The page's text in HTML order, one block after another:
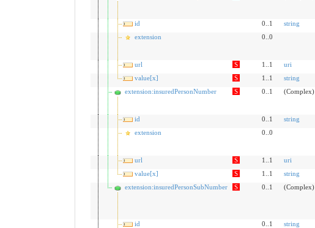
id
0..1 string
extension
0..0
url
S 1..1 uri
value[x]
S 1..1 string
extension:insuredPersonNumber
S 0..1 (Complex)
id
0..1 string
extension
0..0
url
S 1..1 uri
value[x]
S 1..1 string
extension:insuredPersonSubNumber
S 0..1 (Complex)
id
0..1 string